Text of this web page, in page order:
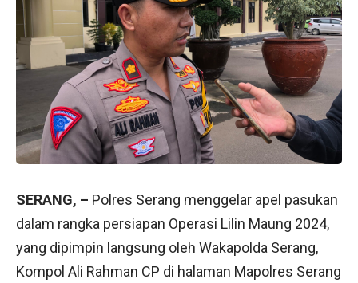
SERANG, – Polres Serang menggelar apel pasukan
dalam rangka persiapan Operasi Lilin Maung 2024,
yang dipimpin langsung oleh Wakapolda Serang,
Kompol Ali Rahman CP di halaman Mapolres Serang